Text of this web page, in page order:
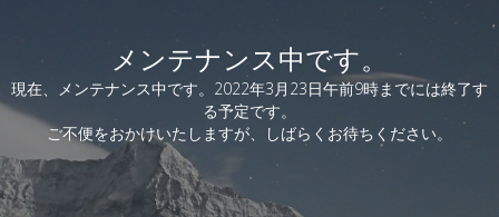
メンテナンス中です。
現在、メンテナンス中です。2022年3月23日午前9時までには終了す
る予定です。
ご不便をおかけいたしますが、しばらくお待ちください。